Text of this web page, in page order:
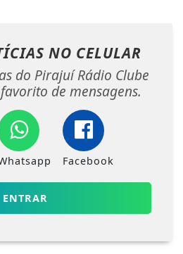
NO CELULAR
do Pirajuí Rádio Clube
de mensagens.
Facebook
ENTRAR